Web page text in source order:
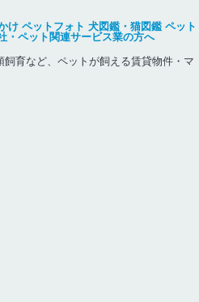
け ペットフォト 犬図鑑・猫図鑑 ペット
・ペット関連サービス業の方へ
育など、ペットが飼える賃貸物件・マ